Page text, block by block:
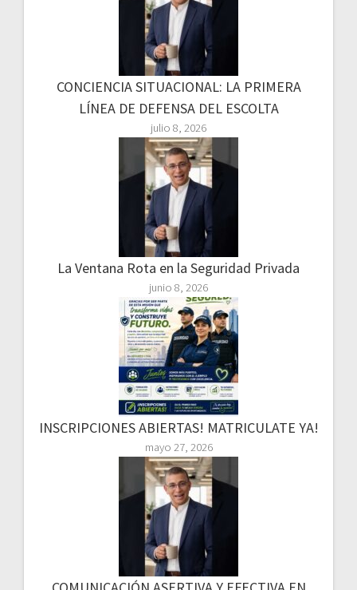
CONCIENCIA SITUACIONAL: LA PRIMERA
LÍNEA DE DEFENSA DEL ESCOLTA
julio 8, 2026
La Ventana Rota en la Seguridad Privada
junio 8, 2026
INSCRIPCIONES ABIERTAS! MATRICULATE YA!
mayo 27, 2026